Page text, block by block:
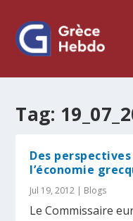
Tag:
Des
l’économie
Jul 19, 2012 | Blogs
Le Commissaire